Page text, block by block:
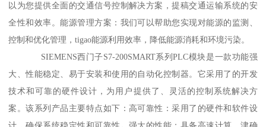
以为您提供全面的交通信号控制解决方案，提稿交通运输系统的安
全性和效率。能源管理方案：我们可以帮助您实现对能源的监测、
控制和优化管理，tigao能源利用效率，降低能源消耗和环境污染。
SIEMENS西门子S7-200SMART系列PLC模块是一款功能强
大、性能稳定、易于安装和使用的自动化控制器。它采用了的开发
技术和可靠的硬件设计，为用户提供了、灵活的控制系统解决方
案。该系列产品主要特点如下：高可靠性：采用了的硬件和软件设